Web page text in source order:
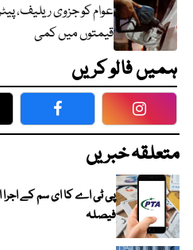
عوام کو جزوی ریلیف،
قیمتوں میں کمی
ہمیں فالو کریں
Facebook
متعلقہ خبریں
پی ٹی اے کا ای سم کے اجرا
فیصلہ